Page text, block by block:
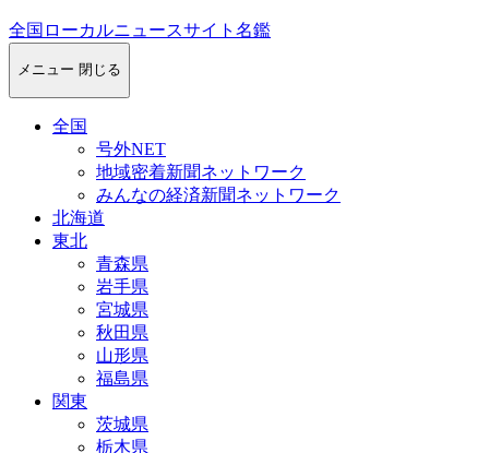
全国ローカルニュースサイト名鑑
メニュー 閉じる
全国
号外NET
地域密着新聞ネットワーク
みんなの経済新聞ネットワーク
北海道
東北
青森県
岩手県
宮城県
秋田県
山形県
福島県
関東
茨城県
栃木県